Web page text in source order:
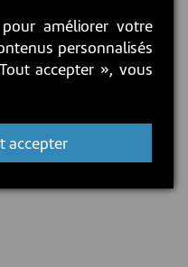
améliorer votre
personnalisés
accepter », vous
accepter